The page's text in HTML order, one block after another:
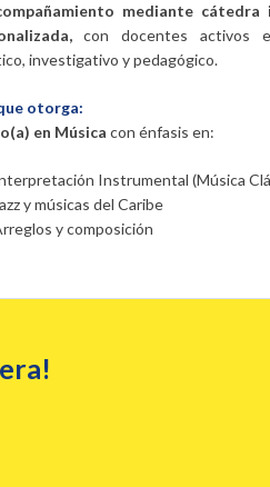
mediante cátedra
con docentes activos
investigativo y pedagógico.
otorga:
en Música con énfasis en:
Instrumental (Música
y músicas del Caribe
y composición